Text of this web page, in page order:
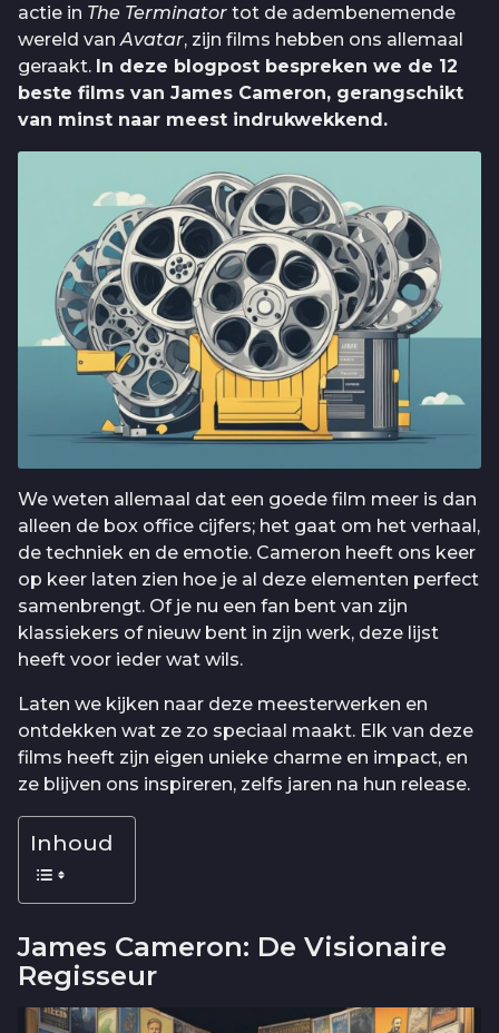
actie in The Terminator tot de adembenemende
wereld van Avatar, zijn films hebben ons allemaal
geraakt. In deze blogpost bespreken we de 12
beste films van James Cameron, gerangschikt
van minst naar meest indrukwekkend.
We weten allemaal dat een goede film meer is dan
alleen de box office cijfers; het gaat om het verhaal,
de techniek en de emotie. Cameron heeft ons keer
op keer laten zien hoe je al deze elementen perfect
samenbrengt. Of je nu een fan bent van zijn
klassiekers of nieuw bent in zijn werk, deze lijst
heeft voor ieder wat wils.
Laten we kijken naar deze meesterwerken en
ontdekken wat ze zo speciaal maakt. Elk van deze
films heeft zijn eigen unieke charme en impact, en
ze blijven ons inspireren, zelfs jaren na hun release.
Inhoud
James Cameron: De Visionaire
Regisseur